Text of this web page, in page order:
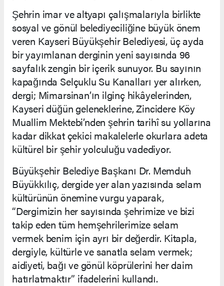
Şehrin imar ve altyapı çalışmalarıyla birlikte
sosyal ve gönül belediyeciliğine büyük önem
veren Kayseri Büyükşehir Belediyesi, üç ayda
bir yayımlanan derginin yeni sayısında 96
sayfalık zengin bir içerik sunuyor. Bu sayının
kapağında Selçuklu Su Kanalları yer alırken,
dergi; Mimarsinan’ın ilginç hikâyelerinden,
Kayseri düğün geleneklerine, Zincidere Köy
Muallim Mektebi’nden şehrin tarihî su yollarına
kadar dikkat çekici makalelerle okurlara adeta
kültürel bir şehir yolculuğu vadediyor.
Büyükşehir Belediye Başkanı Dr. Memduh
Büyükkılıç, dergide yer alan yazısında selam
kültürünün önemine vurgu yaparak,
“Dergimizin her sayısında şehrimize ve bizi
takip eden tüm hemşehrilerimize selam
vermek benim için ayrı bir değerdir. Kitapla,
dergiyle, kültürle ve sanatla selam vermek;
aidiyeti, bağı ve gönül köprülerini her daim
hatırlatmaktır” ifadelerini kullandı.